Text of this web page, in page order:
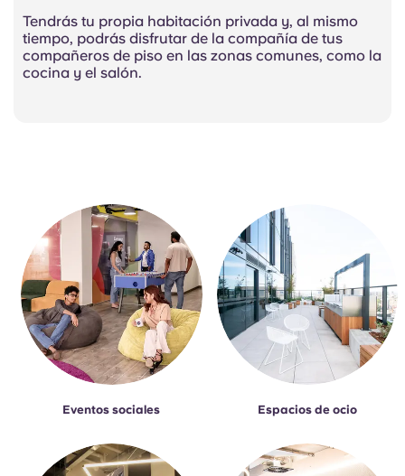
Tendrás tu propia habitación privada y, al mismo
tiempo, podrás disfrutar de la compañía de tus
compañeros de piso en las zonas comunes, como la
cocina y el salón.
Eventos sociales Espacios de ocio